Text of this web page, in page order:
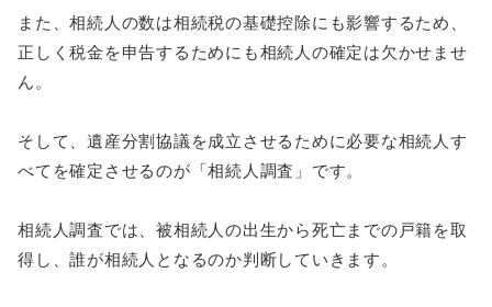
また、相続人の数は相続税の基礎控除にも影響するため、
正しく税金を申告するためにも相続人の確定は欠かせませ
ん。
そして、遺産分割協議を成立させるために必要な相続人す
べてを確定させるのが「相続人調査」です。
相続人調査では、被相続人の出生から死亡までの戸籍を取
得し、誰が相続人となるのか判断していきます。